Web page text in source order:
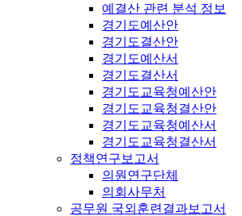
예결산 관련 분석 정보
경기도예산안
경기도결산안
경기도예산서
경기도결산서
경기도교육청예산안
경기도교육청결산안
경기도교육청예산서
경기도교육청결산서
정책연구보고서
의원연구단체
의회사무처
공무원 국외훈련결과보고서